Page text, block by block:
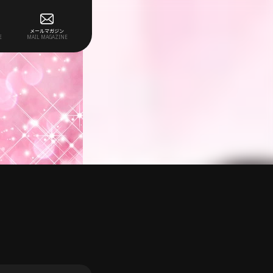
メールマガジン
MAIL MAGAZINE